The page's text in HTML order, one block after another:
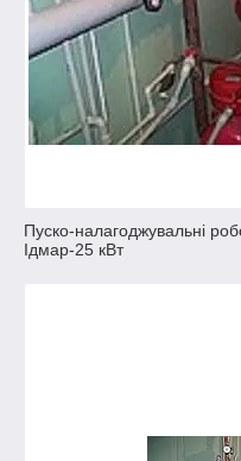
Пуско-налагоджувальні
Ідмар-25 кВт